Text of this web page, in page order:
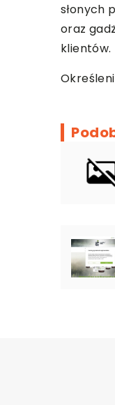
słonych
oraz
klientów.